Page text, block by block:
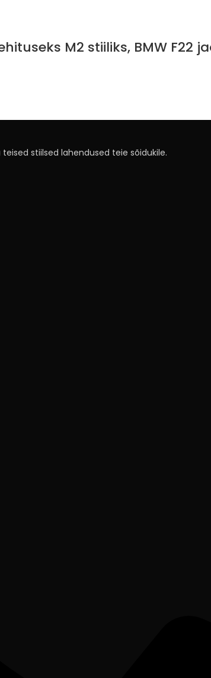
M2 stiiliks, BMW F22
stiilsed lahendused teie sõidukile.